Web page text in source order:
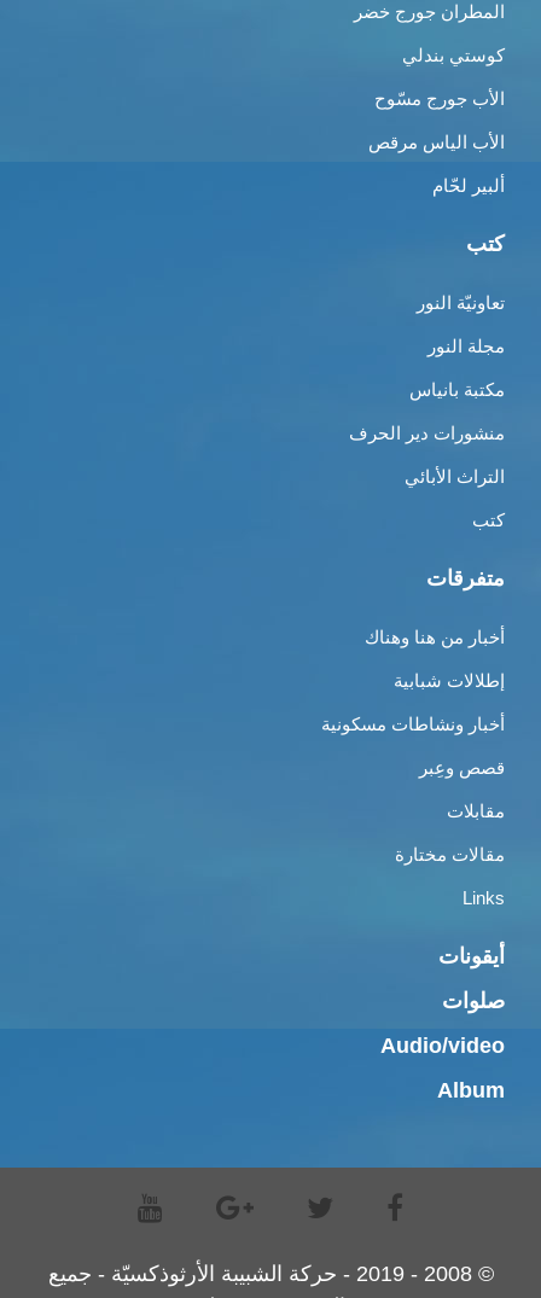
المطران جورج خضر
كوستي بندلي
الأب جورج مسّوح
الأب الياس مرقص
ألبير لحّام
كتب
تعاونيّة النور
مجلة النور
مكتبة بانياس
منشورات دير الحرف
التراث الأبائي
كتب
متفرقات
أخبار من هنا وهناك
إطلالات شبابية
أخبار ونشاطات مسكونية
قصص وعِبر
مقابلات
مقالات مختارة
Links
أيقونات
صلوات
Audio/video
Album
© 2008 - 2019 - حركة الشبيبة الأرثوذكسيّة - جميع